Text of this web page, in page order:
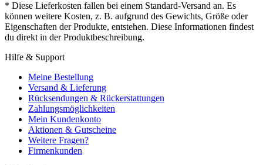
* Diese Lieferkosten fallen bei einem Standard-Versand an. Es
können weitere Kosten, z. B. aufgrund des Gewichts, Größe oder
Eigenschaften der Produkte, entstehen. Diese Informationen findest
du direkt in der Produktbeschreibung.
Hilfe & Support
Meine Bestellung
Versand & Lieferung
Rücksendungen & Rückerstattungen
Zahlungsmöglichkeiten
Mein Kundenkonto
Aktionen & Gutscheine
Weitere Fragen?
Firmenkunden